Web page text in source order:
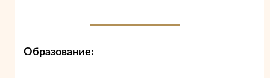
Образование: